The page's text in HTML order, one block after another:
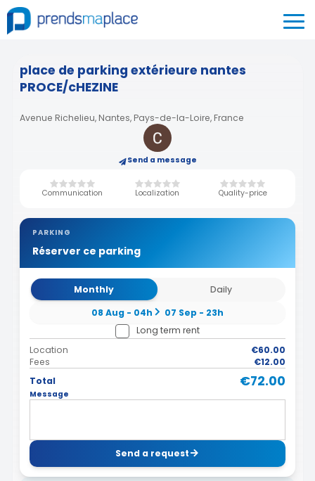
place de parking extérieure nantes
PROCE/cHEZINE
Avenue Richelieu, Nantes, Pays-de-la-Loire, France
Send a message
Communication Localization Quality-price
PARKING
Réserver ce parking
Monthly
Daily
08 Aug - 04h
07 Sep - 23h
Long term rent
Location
€60.00
Fees
€12.00
Total
€72.00
Message
Send a request